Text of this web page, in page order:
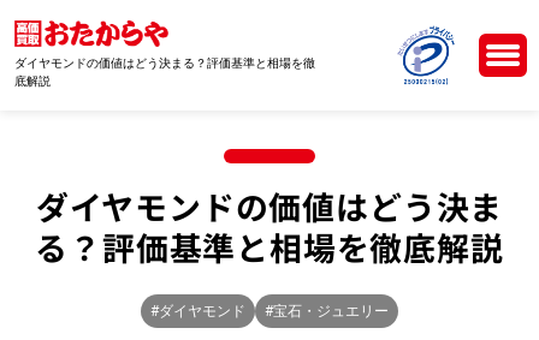
ダイヤモンドの価値はどう決まる？評価基準と相場を徹
底解説
ダイヤモンドの価値はどう決ま
る？評価基準と相場を徹底解説
#ダイヤモンド #宝石・ジュエリー